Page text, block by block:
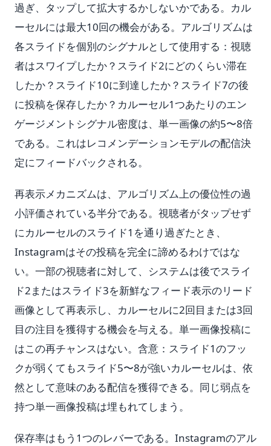
過ぎ、タップして拡大するかしないかである。カル
ーセルには最大10回の機会がある。アルゴリズムは
各スライドを個別のシグナルとして使用する：視聴
者はスワイプしたか？スライド2にどのくらい滞在
したか？スライド10に到達したか？スライド7の後
に投稿を保存したか？カルーセル1つあたりのエン
ゲージメントシグナル密度は、単一画像の約5〜8倍
である。これはレコメンデーションモデルの配信決
定にフィードバックされる。
再表示メカニズムは、アルゴリズム上の優位性の過
小評価されている半分である。視聴者がタップせず
にカルーセルのスライド1を通り過ぎたとき、
Instagramはその投稿を完全に諦めるわけではな
い。一部の視聴者に対して、システムは後でスライ
ド2またはスライド3を新鮮なフィード表示のリード
画像として再表示し、カルーセルに2回目または3回
目の注目を獲得する機会を与える。単一画像投稿に
はこの再チャンスはない。含意：スライド1のフッ
クが弱くてもスライド5〜8が強いカルーセルは、依
然として意味のある配信を獲得できる。同じ弱点を
持つ単一画像投稿は埋もれてしまう。
保存率はもう1つのレバーである。Instagramのアル